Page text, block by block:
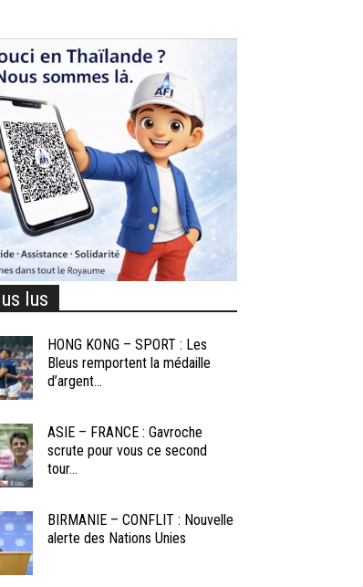
lus
HONG KONG – SPORT : Les
Bleus remportent la médaille
d’argent...
ASIE – FRANCE : Gavroche
scrute pour vous ce second
tour...
BIRMANIE – CONFLIT : Nouvelle
alerte des Nations Unies